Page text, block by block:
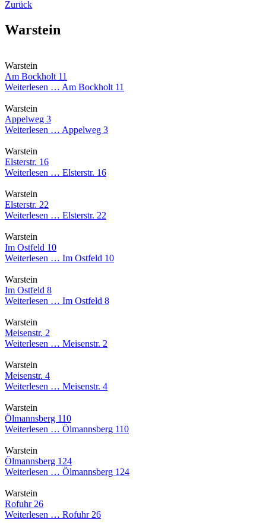
Zurück
Warstein
Warstein
Am Bockholt 11
Weiterlesen … Am Bockholt 11
Warstein
Appelweg 3
Weiterlesen … Appelweg 3
Warstein
Elsterstr. 16
Weiterlesen … Elsterstr. 16
Warstein
Elsterstr. 22
Weiterlesen … Elsterstr. 22
Warstein
Im Ostfeld 10
Weiterlesen … Im Ostfeld 10
Warstein
Im Ostfeld 8
Weiterlesen … Im Ostfeld 8
Warstein
Meisenstr. 2
Weiterlesen … Meisenstr. 2
Warstein
Meisenstr. 4
Weiterlesen … Meisenstr. 4
Warstein
Ölmannsberg 110
Weiterlesen … Ölmannsberg 110
Warstein
Ölmannsberg 124
Weiterlesen … Ölmannsberg 124
Warstein
Rofuhr 26
Weiterlesen … Rofuhr 26